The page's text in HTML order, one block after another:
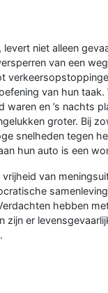
niet alleen
van een
van hun
en ’s nachts
groter. Bij
snelheden tegen
hun auto is een
van
hebben
er